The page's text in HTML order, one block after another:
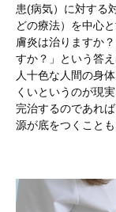
患(病気）に対する
どの療法）を中心
膚炎は治りますか
すか？」という答
人十色な人間の身
くいというのが現
完治するのであれ
源が底をつくことも